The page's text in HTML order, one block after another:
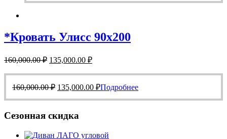
составляла
*Кровать Улисс 90х200
160,000.00₽ Первоначальная
составляла
160,000.00 ₽.
135,000.00 ₽Текущая
135,000.00 ₽.
160,000.00₽ Первоначальная
составляла
160,000.00 ₽.
135,000.00 ₽Текущая
цена:
Подробнее
Сезонная скидка